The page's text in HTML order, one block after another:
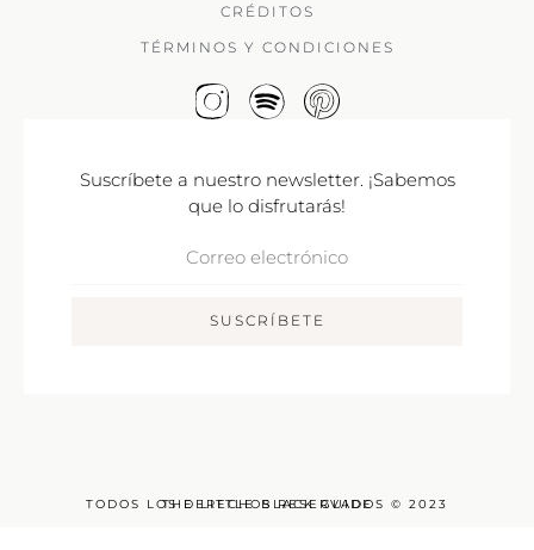
CRÉDITOS
TÉRMINOS Y CONDICIONES
Suscríbete a nuestro newsletter. ¡Sabemos
que lo disfrutarás!
SUSCRÍBETE
TODOS LOS DERECHOS RESERVADOS © 2023
THE LITTLE BLACK GUIDE